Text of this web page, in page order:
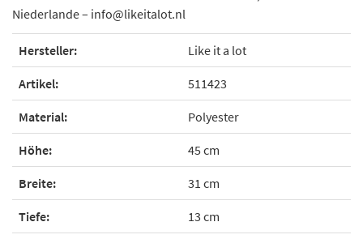
Niederlande – info@likeitalot.nl
Hersteller: Like it a lot
Artikel: 511423
Material: Polyester
Höhe: 45 cm
Breite: 31 cm
Tiefe: 13 cm